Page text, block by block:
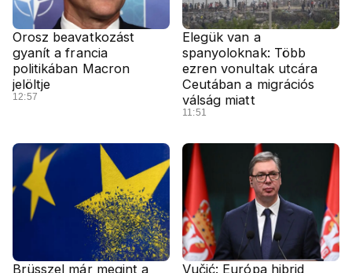
Orosz beavatkozást
gyanít a francia
politikában Macron
jelöltje
12:57
Elegük van a
spanyoloknak: Több
ezren vonultak utcára
Ceutában a migrációs
válság miatt
11:51
Brüsszel már megint a
Vučić: Európa hibrid